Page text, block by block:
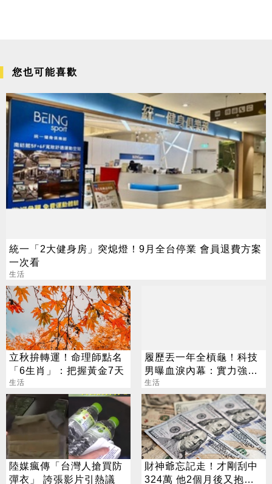
您也可能喜歡
統一「2大健身房」突熄燈！9月全台停業 會員退費方案
一次看
生活
立秋拚轉運！命理師點名
「6生肖」：把握黃金7天
生活
履歷丟一年全槓龜！科技
男曝血淚內幕：實力強也
沒用
生活
陸媒瘋傳「台灣人搶買防
彈衣」 誇張影片引熱議
財神爺忘記走！才剛刮中
324萬 他2個月後又抱回